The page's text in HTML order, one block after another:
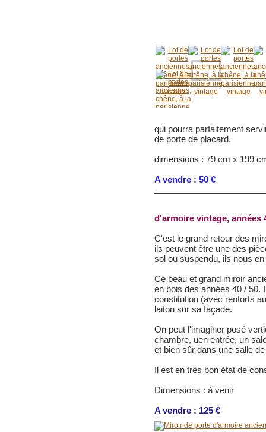
qui pourra parfaitement
de porte de placard.
dimensions : 79 cm x 199
A vendre : 50 €
d'armoire vintage, années
C'est le grand retour des
ils peuvent être une des
sol ou suspendu, ils nous
Ce beau et grand miroir
en bois des années 40 / 50.
constitution (avec renforts
laiton sur sa façade.
On peut l'imaginer posé
chambre, uen entrée, un
et bien sûr dans une salle
Il est en très bon état de
Dimensions : à venir
A vendre : 125 €